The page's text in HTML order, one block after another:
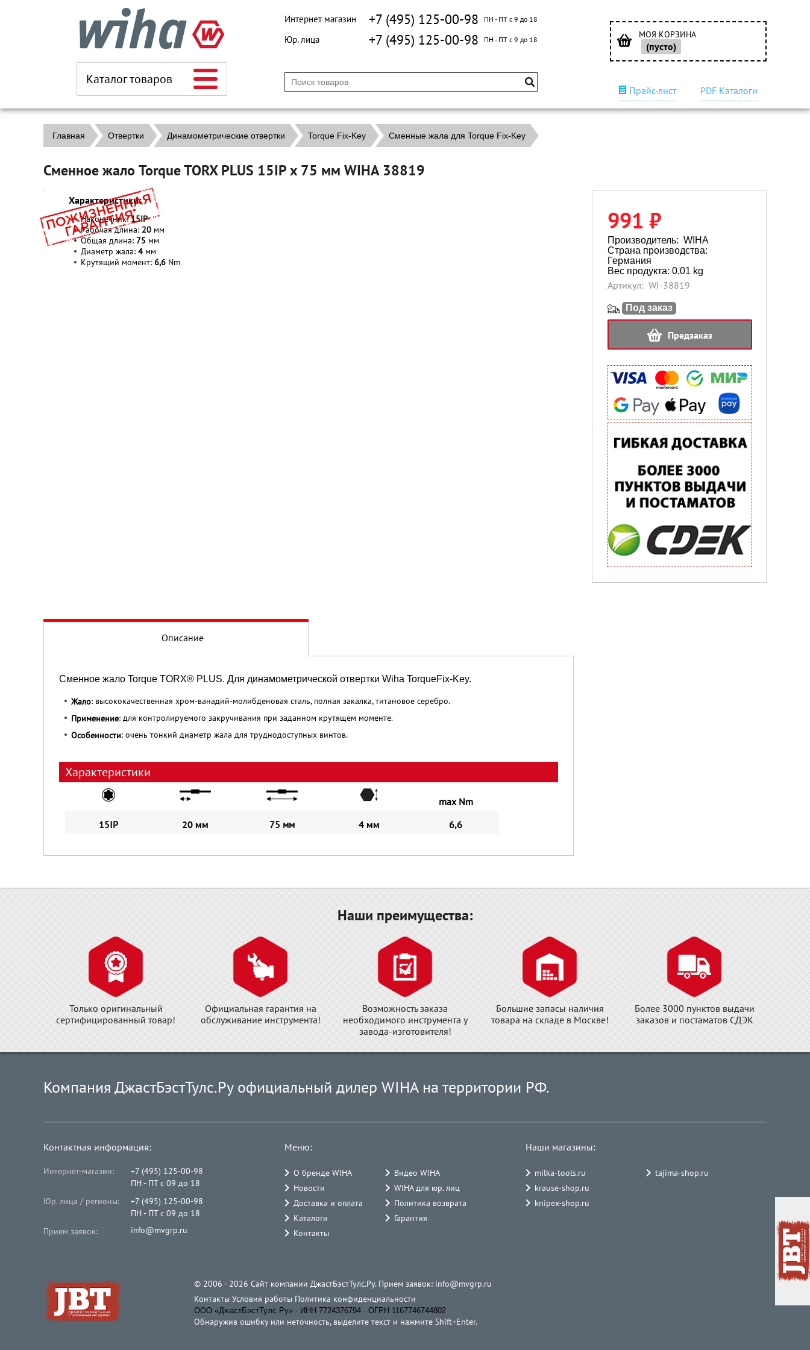
Каталог товаров
Интернет магазин +7 (495) 125-00-98 ПН - ПТ с 9 до 18
Юр. лица +7 (495) 125-00-98 ПН - ПТ с 9 до 18 МОЯ КОРЗИНА
(пусто)
Прайс-лист PDF Каталоги
Главная Отвертки Динамометрические отвертки Torque Fix-Key Сменные жала для Torque Fix-Key
Сменное жало Torque TORX PLUS 15IP x 75 мм WIHA 38819
Характеристики:
Наконечник:15IP
Рабочая длина: 20 мм
Общая длина: 75 мм
Диаметр жала: 4 мм
Крутящий момент: 6,6 Nm
991 ₽
Производитель: WIHA
Страна производства:
Германия
Вес продукта: 0.01 kg
Артикул: WI-38819
Под заказ
Предзаказ
Описание
Сменное жало Torque TORX® PLUS. Для динамометрической отвертки Wiha TorqueFix-Key.
Жало: высококачественная хром-ванадий-молибденовая сталь, полная закалка, титановое серебро.
Применение: для контролируемого закручивания при заданном крутящем моменте.
Особенности: очень тонкий диаметр жала для труднодоступных винтов.
Характеристики
max Nm
15IP
20 мм 75 мм 4 мм 6,6
Наши преимущества:
Только оригинальный
сертифицированный товар!
Официальная гарантия на
обслуживание инструмента!
Возможность заказа
необходимого инструмента у
завода-изготовителя!
Большие запасы наличия
товара на складе в Москве!
Более 3000 пунктов выдачи
заказов и постаматов СДЭК
Компания ДжастБэстТулс.Ру официальный дилер WIHA на территории РФ.
Контактная информация:
Интернет-магазин:
+7 (495) 125-00-98
ПН - ПТ с 09 до 18
Юр. лица / регионы:
+7 (495) 125-00-98
ПН - ПТ с 09 до 18
Прием заявок:
info@mvgrp.ru
Меню:
О бренде WIHA
Новости
Доставка и оплата
Каталоги
Контакты
Видео WIHA
WIHA для юр. лиц
Политика возврата
Гарантия
Наши магазины:
milka-tools.ru
krause-shop.ru
knipex-shop.ru
tajima-shop.ru
© 2006 - 2026 Cайт компании ДжастБэстТулс.Ру. Прием заявок: info@mvgrp.ru
Контакты Условия работы Политика конфиденциальности
ООО «ДжастБэстТулс.Ру» · ИНН 7724376794 · ОГРН 1167746744802
Обнаружив ошибку или неточность, выделите текст и нажмите Shift+Enter.